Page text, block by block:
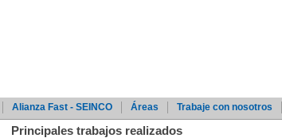
Alianza Fast - SEINCO Áreas Trabaje con nosotros
Principales trabajos realizados